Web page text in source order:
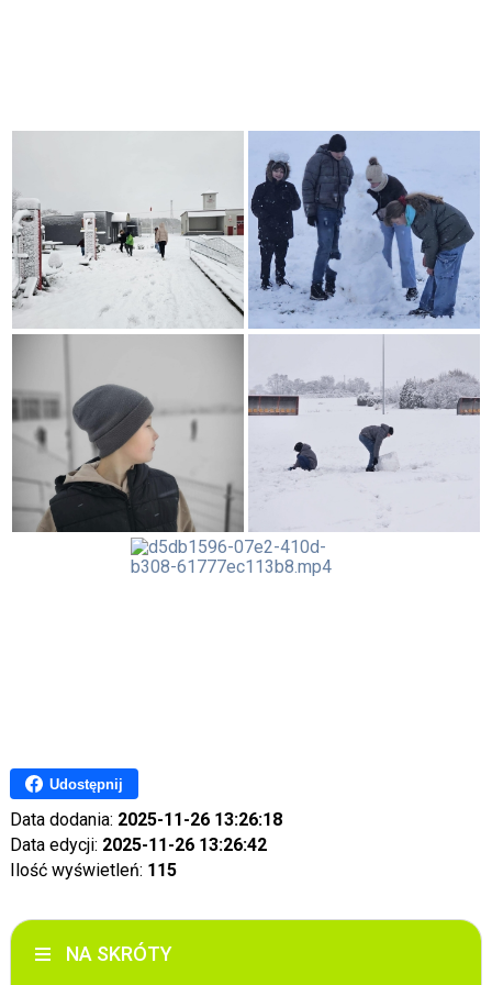
Udostępnij
Data dodania: 2025-11-26 13:26:18
Data edycji: 2025-11-26 13:26:42
Ilość wyświetleń: 115
NA SKRÓTY